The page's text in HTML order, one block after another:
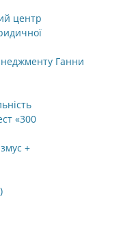
центр
Ганни
«300
+